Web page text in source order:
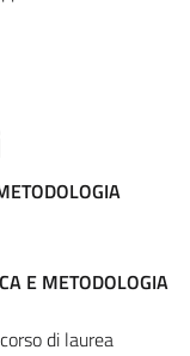
E METODOLOGIA
di laurea